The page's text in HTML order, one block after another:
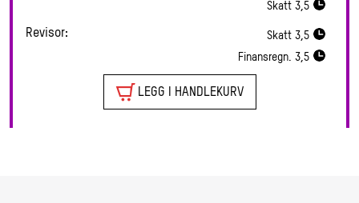
Skatt 3,5
Revisor: Skatt 3,5
Finansregn. 3,5
LEGG I HANDLEKURV